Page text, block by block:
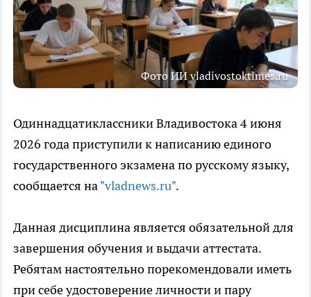
Фото ИИ vladivostoktimes.ru
Одиннадцатиклассники Владивостока 4 июня
2026 года приступили к написанию единого
государственного экзамена по русскому языку,
сообщается на"vladnews.ru".
Данная дисциплина является обязательной для
завершения обучения и выдачи аттестата.
Ребятам настоятельно порекомендовали иметь
при себе удостоверение личности и пару